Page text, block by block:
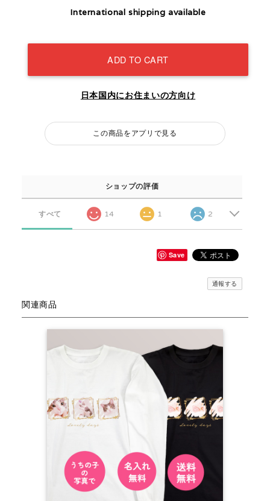
International shipping available
ADD TO CART
日本国内にお住まいの方向け
この商品をアプリで見る
ショップの評価
すべて 14 1 2
Save
通報する
関連商品